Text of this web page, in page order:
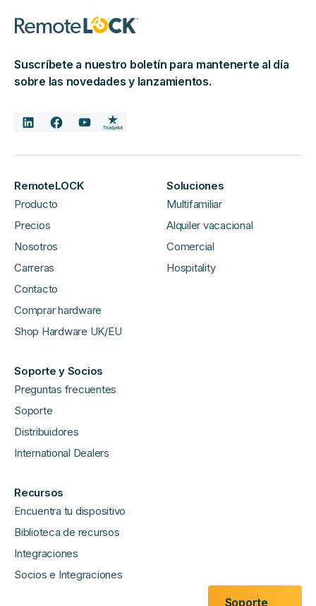
Suscríbete a nuestro boletín para mantenerte al día
sobre las novedades y lanzamientos.
RemoteLOCK
Producto
Precios
Nosotros
Carreras
Contacto
Comprar hardware
Shop Hardware UK/EU
Soluciones
Multifamiliar
Alquiler vacacional
Comercial
Hospitality
Soporte y Socios
Preguntas frecuentes
Soporte
Distribuidores
International Dealers
Recursos
Encuentra tu dispositivo
Biblioteca de recursos
Integraciones
Socios e Integraciones
Soporte